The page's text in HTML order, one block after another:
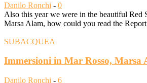
Danilo Ronchi - 0
Also this year we were in the beautiful Red
Marsa Alam, how could you read the
SUBACQUEA
Immersioni in Mar Rosso, Marsa
Danilo Ronchi - 6